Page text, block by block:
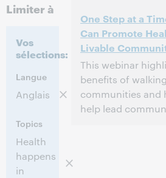
Limiter à
Vos
sélections:
Langue
Anglais
Topics
Health
happens
in
One Step at a
Can Promote
Livable
This webinar
benefits of
communities and
help lead